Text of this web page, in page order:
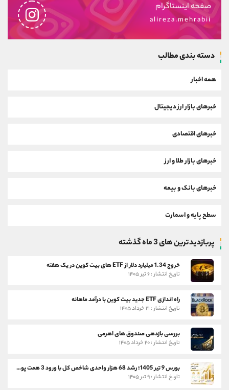
صفحه اینستاگرام
alireza.mehrabii
دسته بندی مطالب
همه اخبار
خبرهای بازار ارز دیجیتال
خبرهای اقتصادی
خبرهای بازار طلا و ارز
خبرهای بانک و بیمه
سطح پایه و اسمارت
پربازدیدترین های 3 ماه گذشته
خروج 1.34 میلیارد دلار از ETF های بیت کوین در یک هفته
تاریخ انتشار : ۶ تیر ۱۴۰۵
راه اندازی ETF جدید بیت کوین با درآمد ماهانه
تاریخ انتشار : ۲۱ خرداد ۱۴۰۵
بررسی بازدهی صندوق های اهرمی
تاریخ انتشار : ۲۰ خرداد ۱۴۰۵
بورس 9 تیر 1405؛ رشد 68 هزار واحدی شاخص کل با ورود 3 همت پول حقیقی
تاریخ انتشار : ۹ تیر ۱۴۰۵